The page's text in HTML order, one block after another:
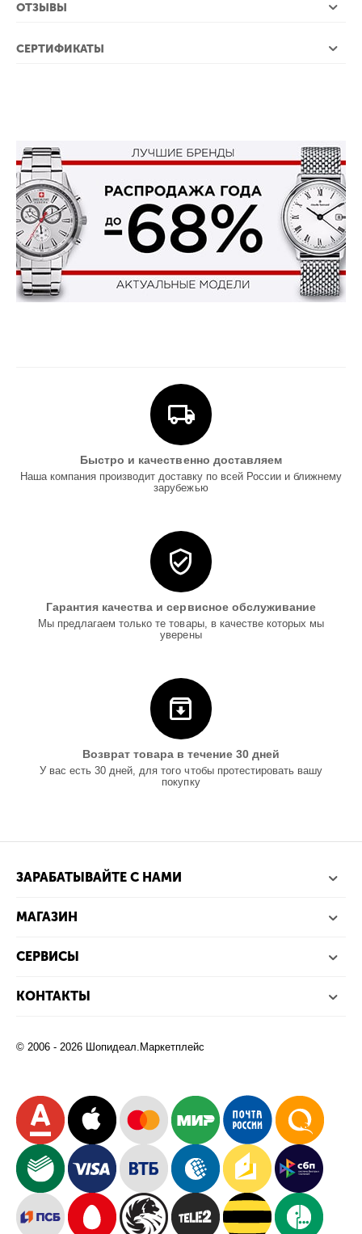
ОТЗЫВЫ
СЕРТИФИКАТЫ
Быстро и качественно доставляем
Наша компания производит доставку по всей России и ближнему
зарубежью
Гарантия качества и сервисное обслуживание
Мы предлагаем только те товары, в качестве которых мы
уверены
Возврат товара в течение 30 дней
У вас есть 30 дней, для того чтобы протестировать вашу
покупку
ЗАРАБАТЫВАЙТЕ С НАМИ
МАГАЗИН
СЕРВИСЫ
КОНТАКТЫ
© 2006 - 2026 Шопидеал.Маркетплейс